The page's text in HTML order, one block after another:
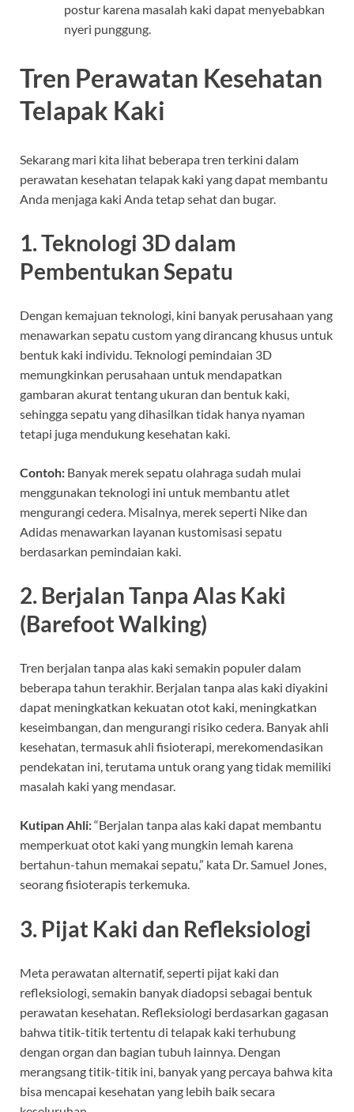
postur karena masalah kaki dapat menyebabkan
nyeri punggung.
Tren Perawatan Kesehatan
Telapak Kaki
Sekarang mari kita lihat beberapa tren terkini dalam
perawatan kesehatan telapak kaki yang dapat membantu
Anda menjaga kaki Anda tetap sehat dan bugar.
1. Teknologi 3D dalam
Pembentukan Sepatu
Dengan kemajuan teknologi, kini banyak perusahaan yang
menawarkan sepatu custom yang dirancang khusus untuk
bentuk kaki individu. Teknologi pemindaian 3D
memungkinkan perusahaan untuk mendapatkan
gambaran akurat tentang ukuran dan bentuk kaki,
sehingga sepatu yang dihasilkan tidak hanya nyaman
tetapi juga mendukung kesehatan kaki.
Contoh: Banyak merek sepatu olahraga sudah mulai
menggunakan teknologi ini untuk membantu atlet
mengurangi cedera. Misalnya, merek seperti Nike dan
Adidas menawarkan layanan kustomisasi sepatu
berdasarkan pemindaian kaki.
2. Berjalan Tanpa Alas Kaki
(Barefoot Walking)
Tren berjalan tanpa alas kaki semakin populer dalam
beberapa tahun terakhir. Berjalan tanpa alas kaki diyakini
dapat meningkatkan kekuatan otot kaki, meningkatkan
keseimbangan, dan mengurangi risiko cedera. Banyak ahli
kesehatan, termasuk ahli fisioterapi, merekomendasikan
pendekatan ini, terutama untuk orang yang tidak memiliki
masalah kaki yang mendasar.
Kutipan Ahli:“Berjalan tanpa alas kaki dapat membantu
memperkuat otot kaki yang mungkin lemah karena
bertahun-tahun memakai sepatu,” kata Dr. Samuel Jones,
seorang fisioterapis terkemuka.
3. Pijat Kaki dan Refleksiologi
Meta perawatan alternatif, seperti pijat kaki dan
refleksiologi, semakin banyak diadopsi sebagai bentuk
perawatan kesehatan. Refleksiologi berdasarkan gagasan
bahwa titik-titik tertentu di telapak kaki terhubung
dengan organ dan bagian tubuh lainnya. Dengan
merangsang titik-titik ini, banyak yang percaya bahwa kita
bisa mencapai kesehatan yang lebih baik secara